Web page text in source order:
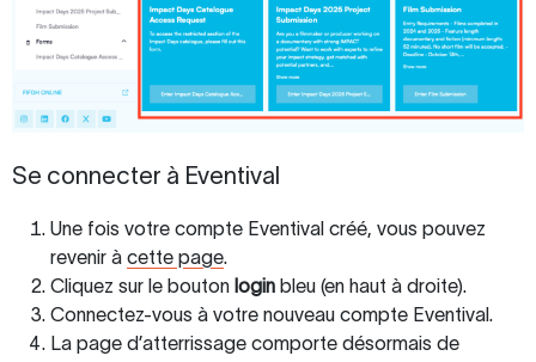
Se connecter à Eventival
Une fois votre compte Eventival créé, vous pouvez
revenir à cette page.
Cliquez sur le bouton login bleu (en haut à droite).
Connectez-vous à votre nouveau compte Eventival.
La page d’atterrissage comporte désormais de